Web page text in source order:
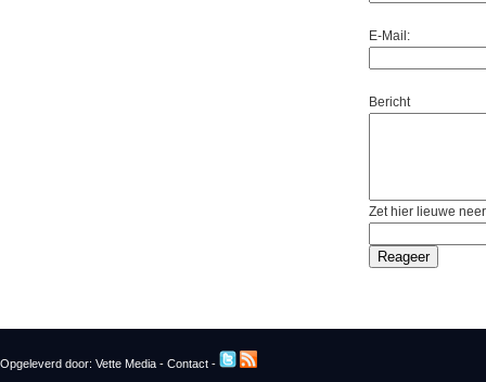
E-Mail:
Bericht
Zet hier lieuwe
Opgeleverd door: Vette Media - Contact -